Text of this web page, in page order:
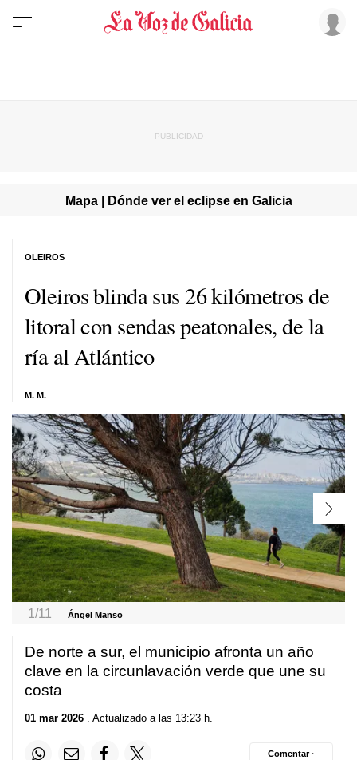
Mapa | Dónde ver el eclipse en Galicia
Oleiros blinda sus 26 kilómetros de
litoral con sendas peatonales, de la
ría al Atlántico
M. M.
OLEIROS
1/11 Ángel Manso
De norte a sur, el municipio afronta un año
clave en la circunlavación verde que une su
costa
01 mar 2026 . Actualizado a las 13:23 h.
Comentar ·